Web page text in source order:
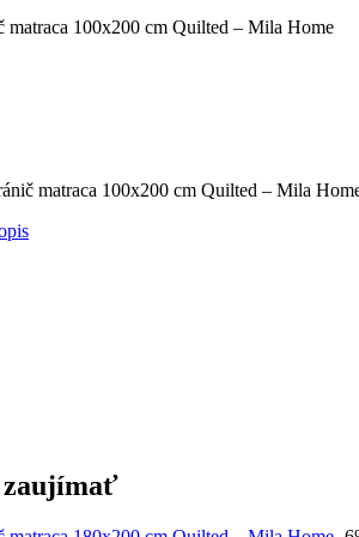
matraca 100x200 cm Quilted – Mila
zaujímať